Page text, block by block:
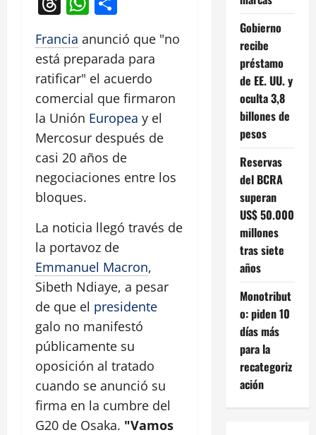
Francia anunció que "no
está preparada para
ratificar" el acuerdo
comercial que firmaron
la Unión Europea y el
Mercosur después de
casi 20 años de
negociaciones entre los
bloques.
La noticia llegó través de
la portavoz de
Emmanuel Macron,
Sibeth Ndiaye, a pesar
de que el presidente
galo no manifestó
públicamente su
oposición al tratado
cuando se anunció su
firma en la cumbre del
G20 de Osaka. "Vamos
Gobierno
recibe
préstamo
de EE. UU. y
oculta 3,8
billones de
pesos
Reservas
del BCRA
superan
US$ 50.000
millones
tras siete
años
Monotribut
o: piden 10
días más
para la
recategoriz
ación